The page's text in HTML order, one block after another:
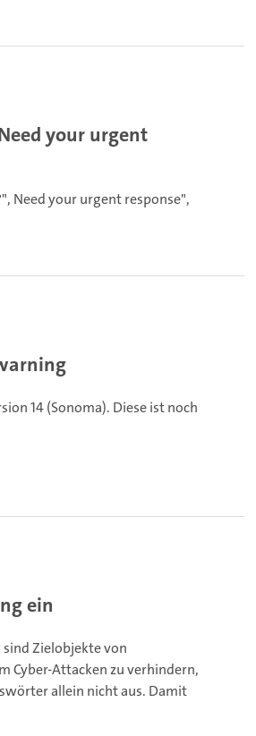
your urgent
Need your urgent response",
14 (Sonoma). Diese ist noch
ein
Zielobjekte von
Cyber-Attacken zu verhindern,
allein nicht aus. Damit